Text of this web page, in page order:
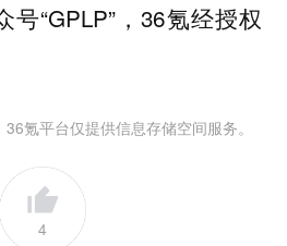
“GPLP”，36氪经授权
氪平台仅提供信息存储空间服务。
4